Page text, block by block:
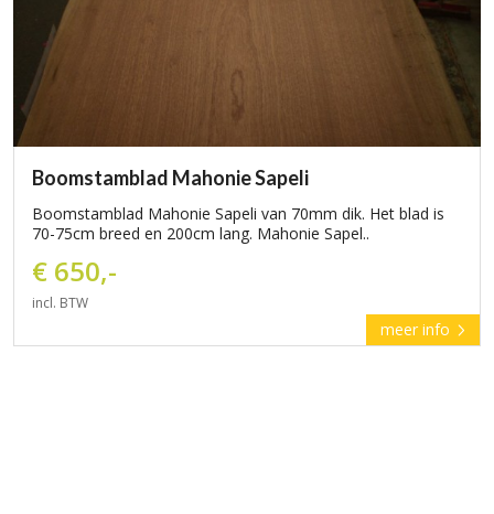
Boomstamblad Mahonie Sapeli
Boomstamblad Mahonie Sapeli van 70mm dik. Het blad is
70-75cm breed en 200cm lang. Mahonie Sapel..
€ 650,-
incl. BTW
meer info